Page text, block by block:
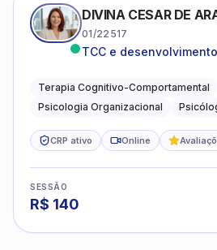
DIVINA CESAR DE
01/22517
TCC e
Terapia Cognitivo-Comportamental
Psicologia Organizacional
CRP ativo Online
SESSÃO
R$ 140